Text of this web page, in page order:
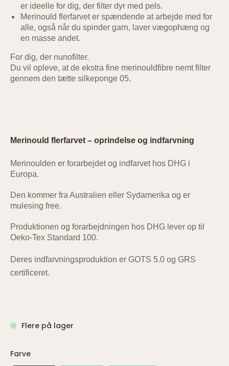
er ideelle for dig, der filter dyr med pels.
Merinould flerfarvet er spændende at arbejde med for
alle, også når du spinder garn, laver vægophæng og
en masse andet.
For dig, der nunofilter.
Du vil opleve, at de ekstra fine merinouldfibre nemt filter
gennem den tætte silkeponge 05.
Merinould flerfarvet – oprindelse og indfarvning
Merinoulden er forarbejdet og indfarvet hos DHG i
Europa.
Den kommer fra Australien eller Sydamerika og er
mulesing free.
Produktionen og forarbejdningen hos DHG lever op til
Oeko-Tex Standard 100.
Deres indfarvningsproduktion er GOTS 5.0 og GRS
certificeret.
Flere på lager
Farve